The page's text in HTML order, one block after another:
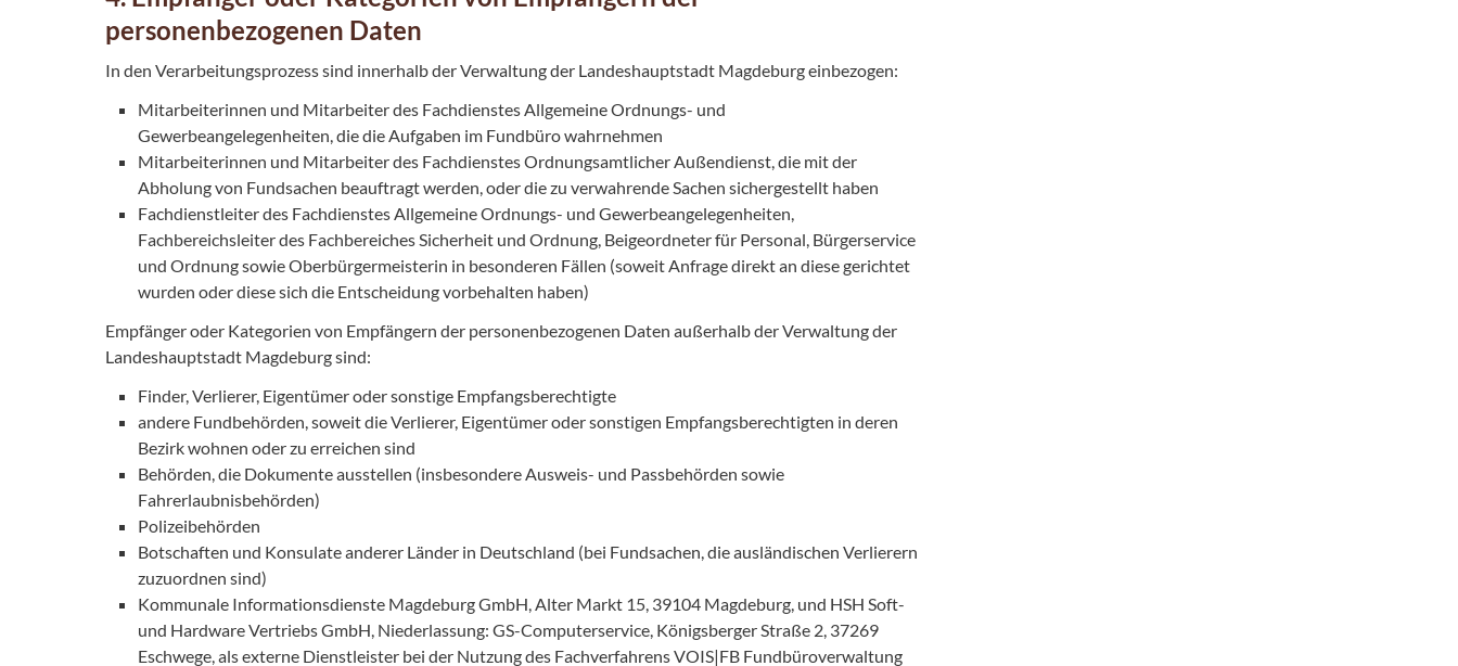
personenbezogenen Daten
In den Verarbeitungsprozess sind innerhalb der Verwaltung der Landeshauptstadt Magdeburg einbezogen:
Mitarbeiterinnen und Mitarbeiter des Fachdienstes Allgemeine Ordnungs- und
Gewerbeangelegenheiten, die die Aufgaben im Fundbüro wahrnehmen
Mitarbeiterinnen und Mitarbeiter des Fachdienstes Ordnungsamtlicher Außendienst, die mit der
Abholung von Fundsachen beauftragt werden, oder die zu verwahrende Sachen sichergestellt haben
Fachdienstleiter des Fachdienstes Allgemeine Ordnungs- und Gewerbeangelegenheiten,
Fachbereichsleiter des Fachbereiches Sicherheit und Ordnung, Beigeordneter für Personal, Bürgerservice
und Ordnung sowie Oberbürgermeisterin in besonderen Fällen (soweit Anfrage direkt an diese gerichtet
wurden oder diese sich die Entscheidung vorbehalten haben)
Empfänger oder Kategorien von Empfängern der personenbezogenen Daten außerhalb der Verwaltung der
Landeshauptstadt Magdeburg sind:
Finder, Verlierer, Eigentümer oder sonstige Empfangsberechtigte
andere Fundbehörden, soweit die Verlierer, Eigentümer oder sonstigen Empfangsberechtigten in deren
Bezirk wohnen oder zu erreichen sind
Behörden, die Dokumente ausstellen (insbesondere Ausweis- und Passbehörden sowie
Fahrerlaubnisbehörden)
Polizeibehörden
Botschaften und Konsulate anderer Länder in Deutschland (bei Fundsachen, die ausländischen Verlierern
zuzuordnen sind)
Kommunale Informationsdienste Magdeburg GmbH, Alter Markt 15, 39104 Magdeburg, und HSH Soft-
und Hardware Vertriebs GmbH, Niederlassung: GS-Computerservice, Königsberger Straße 2, 37269
Eschwege, als externe Dienstleister bei der Nutzung des Fachverfahrens VOIS|FB Fundbüroverwaltung